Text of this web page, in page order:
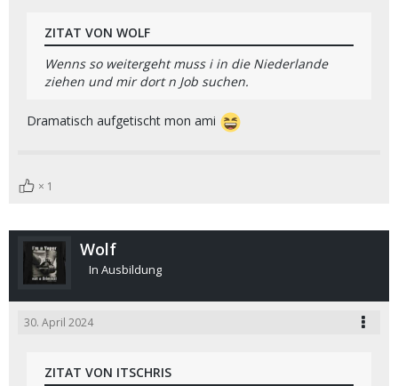
ZITAT VON WOLF
Wenns so weitergeht muss i in die Niederlande
ziehen und mir dort n Job suchen.
Dramatisch aufgetischt mon ami
1
Wolf
In Ausbildung
30. April 2024
ZITAT VON ITSCHRIS